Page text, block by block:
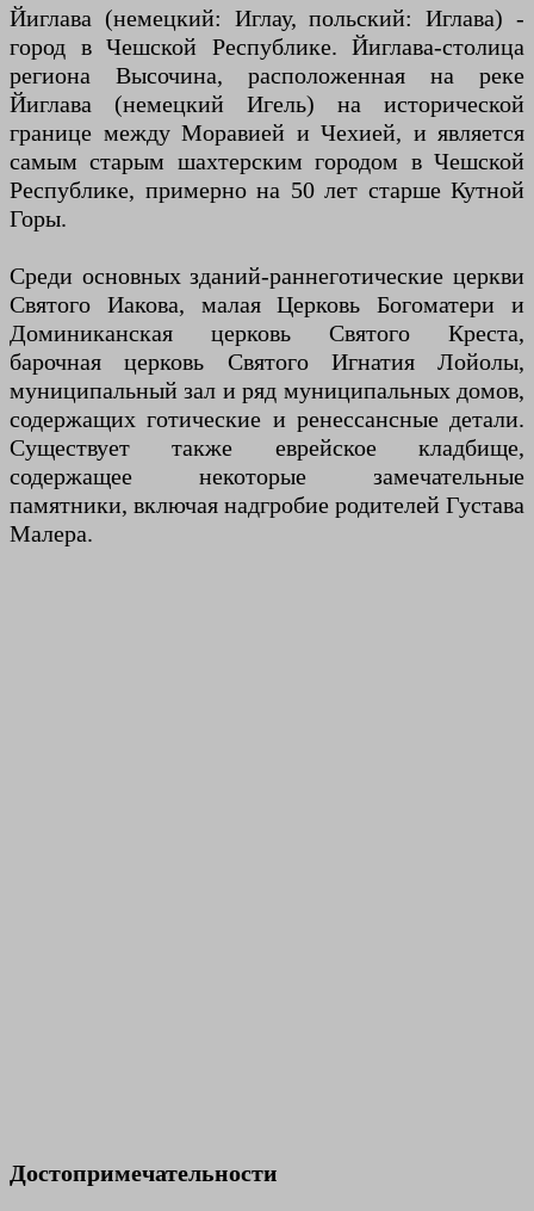
Йиглава (немецкий: Иглау, польский: Иглава) -
город в Чешской Республике. Йиглава-столица
региона Высочина, расположенная на реке
Йиглава (немецкий Игель) на исторической
границе между Моравией и Чехией, и является
самым старым шахтерским городом в Чешской
Республике, примерно на 50 лет старше Кутной
Горы.
Среди основных зданий-раннеготические церкви
Святого Иакова, малая Церковь Богоматери и
Доминиканская церковь Святого Креста,
барочная церковь Святого Игнатия Лойолы,
муниципальный зал и ряд муниципальных домов,
содержащих готические и ренессансные детали.
Существует также еврейское кладбище,
содержащее некоторые замечательные
памятники, включая надгробие родителей Густава
Малера.
Достопримечательности